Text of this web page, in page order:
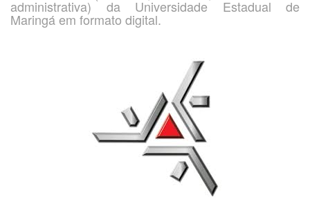
administrativa) da Universidade Estadual de
Maringá em formato digital.